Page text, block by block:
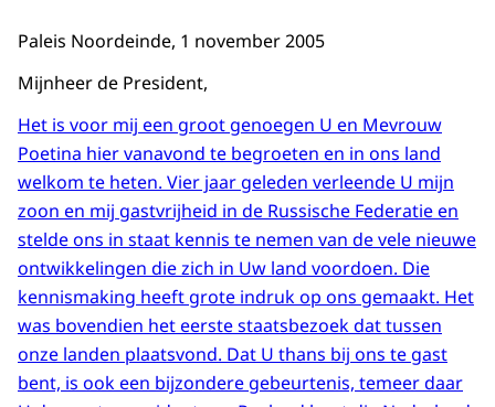
Paleis Noordeinde, 1 november 2005
Mijnheer de President,
Het is voor mij een groot genoegen U en Mevrouw
Poetina hier vanavond te begroeten en in ons land
welkom te heten. Vier jaar geleden verleende U mijn
zoon en mij gastvrijheid in de Russische Federatie en
stelde ons in staat kennis te nemen van de vele nieuwe
ontwikkelingen die zich in Uw land voordoen. Die
kennismaking heeft grote indruk op ons gemaakt. Het
was bovendien het eerste staatsbezoek dat tussen
onze landen plaatsvond. Dat U thans bij ons te gast
bent, is ook een bijzondere gebeurtenis, temeer daar